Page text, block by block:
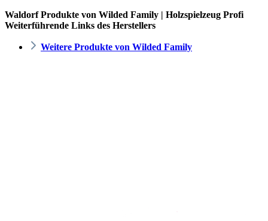
Waldorf Produkte von Wilded Family | Holzspielzeug Profi
Weiterführende Links des Herstellers
Weitere Produkte von Wilded Family